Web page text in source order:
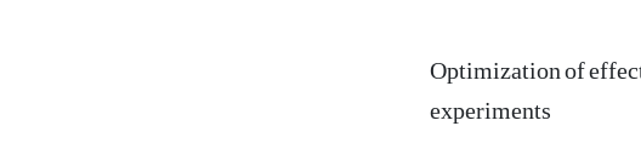
Optimization of
experiments